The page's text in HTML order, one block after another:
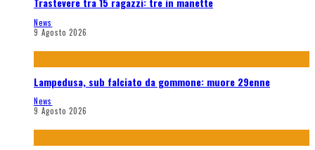
News
9 Agosto 2026
Lampedusa, sub falciato da gommone: muore 29enne
News
9 Agosto 2026